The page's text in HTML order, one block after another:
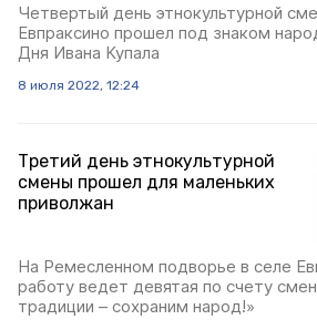
Четвертый день этнокультурной
Евпраксино прошел под знаком
Дня Ивана Купала
8 июля 2022, 12:24
Третий день этнокультурной
смены прошел для маленьких
приволжан
На Ремесленном подворье в селе
работу ведет девятая по счету
традиции – сохраним народ!»